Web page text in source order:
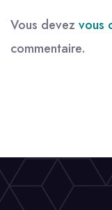
Vous devez vous
commentaire.